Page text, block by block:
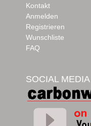
Kontakt
Anmelden
Registrieren
Wunschliste
FAQ
SOCIAL MEDIA